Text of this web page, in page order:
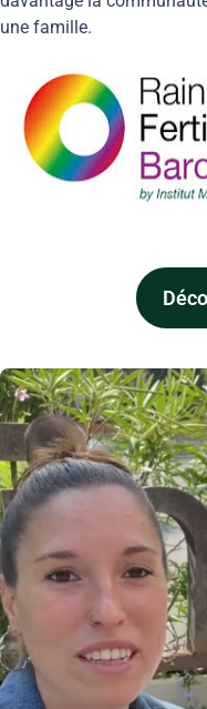
une famille.